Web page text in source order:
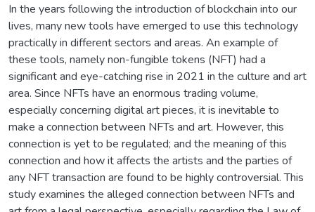
In the years following the introduction of blockchain into our
lives, many new tools have emerged to use this technology
practically in different sectors and areas. An example of
these tools, namely non-fungible tokens (NFT) had a
significant and eye-catching rise in 2021 in the culture and art
area. Since NFTs have an enormous trading volume,
especially concerning digital art pieces, it is inevitable to
make a connection between NFTs and art. However, this
connection is yet to be regulated; and the meaning of this
connection and how it affects the artists and the parties of
any NFT transaction are found to be highly controversial. This
study examines the alleged connection between NFTs and